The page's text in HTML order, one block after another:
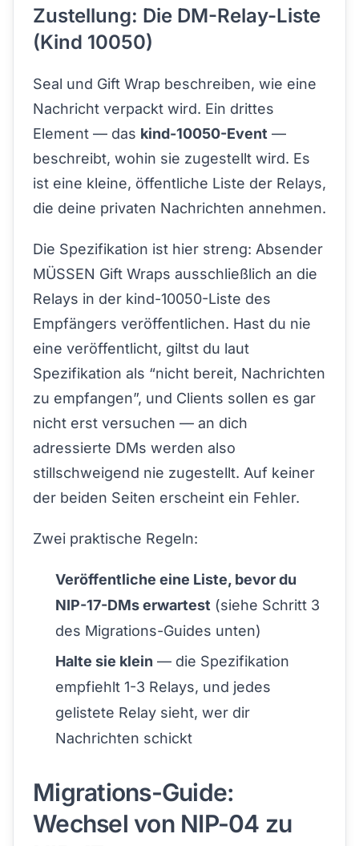
Zustellung: Die DM-Relay-Liste
(Kind 10050)
Seal und Gift Wrap beschreiben, wie eine
Nachricht verpackt wird. Ein drittes
Element — das kind-10050-Event —
beschreibt, wohin sie zugestellt wird. Es
ist eine kleine, öffentliche Liste der Relays,
die deine privaten Nachrichten annehmen.
Die Spezifikation ist hier streng: Absender
MÜSSEN Gift Wraps ausschließlich an die
Relays in der kind-10050-Liste des
Empfängers veröffentlichen. Hast du nie
eine veröffentlicht, giltst du laut
Spezifikation als “nicht bereit, Nachrichten
zu empfangen”, und Clients sollen es gar
nicht erst versuchen — an dich
adressierte DMs werden also
stillschweigend nie zugestellt. Auf keiner
der beiden Seiten erscheint ein Fehler.
Zwei praktische Regeln:
Veröffentliche eine Liste, bevor du
NIP-17-DMs erwartest (siehe Schritt 3
des Migrations-Guides unten)
Halte sie klein — die Spezifikation
empfiehlt 1-3 Relays, und jedes
gelistete Relay sieht, wer dir
Nachrichten schickt
Migrations-Guide:
Wechsel von NIP-04 zu